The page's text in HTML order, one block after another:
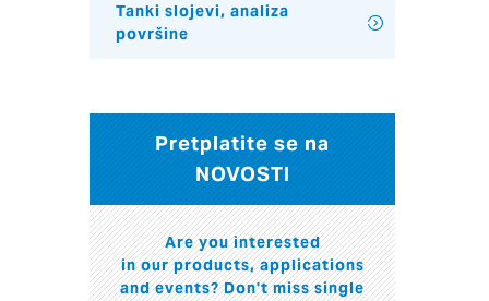
Tanki slojevi, analiza
površine
Pretplatite se na
NOVOSTI
Are you interested
in our products, applications
and events? Don't miss single